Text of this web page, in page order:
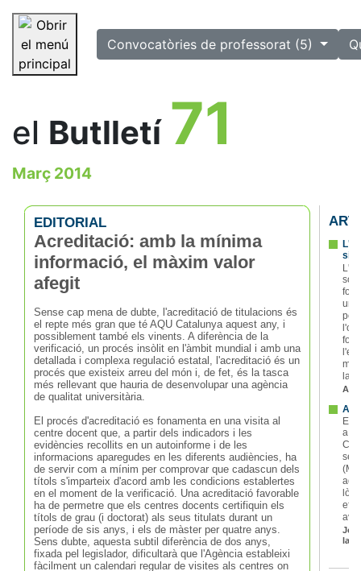
Saltar la navegació
selectedConvocatòries de professorat (5)
el Butlletí 71
Març 2014